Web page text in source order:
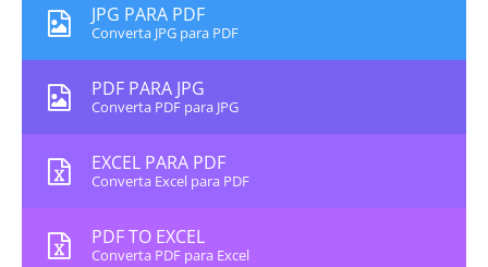
JPG PARA PDF
Converta JPG para PDF
PDF PARA JPG
Converta PDF para JPG
EXCEL PARA PDF
Converta Excel para PDF
PDF TO EXCEL
Converta PDF para Excel